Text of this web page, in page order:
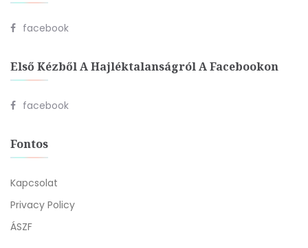
facebook
Első Kézből A Hajléktalanságról A Facebookon
facebook
Fontos
Kapcsolat
Privacy Policy
ÁSZF